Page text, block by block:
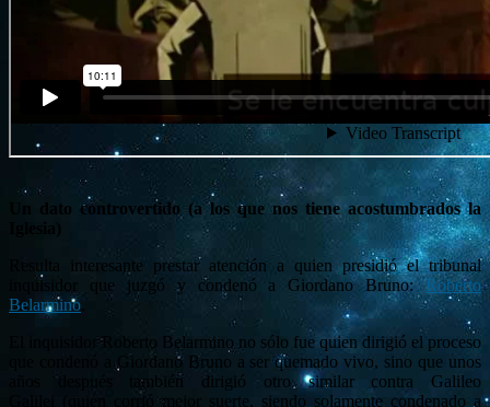
Un dato controvertido (a los que nos tiene acostumbrados la
Resulta interesante prestar atención a quien presidió el tribunal
inquisidor que juzgó y condenó a Giordano Bruno:Roberto
Belarmino.
El inquisidor Roberto Belarmino no sólo fue quien dirigió el proceso
que condenó a Giordano Bruno a ser quemado vivo, sino que unos
años después también dirigió otro similar contra Galileo
Galilei (quien corrió mejor suerte, siendo solamente condenado a